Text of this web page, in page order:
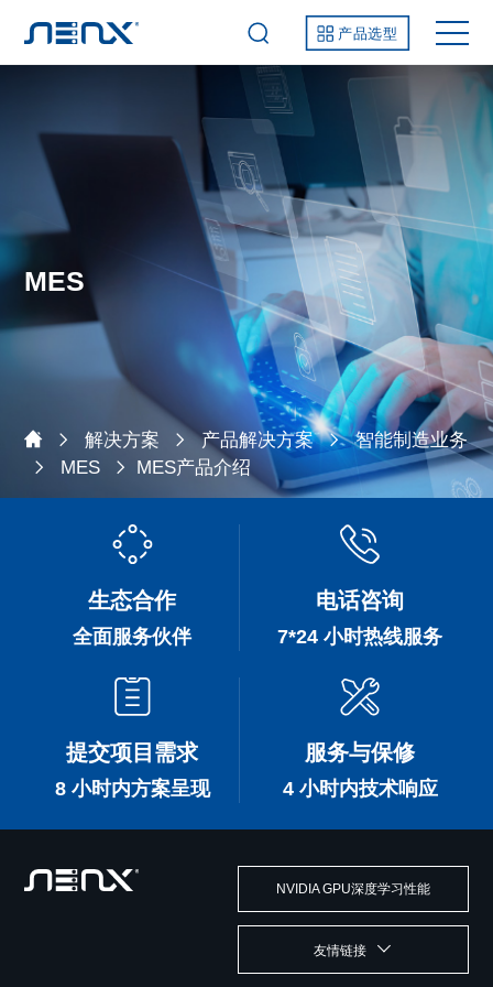
产品选型
MES
解决方案 产品解决方案
智能制造业务
MES
MES产品介绍
生态合作
全面服务伙伴
电话咨询
7*24 小时热线服务
提交项目需求
8 小时内方案呈现
服务与保修
4 小时内技术响应
NVIDIA GPU深度学习性能
友情链接